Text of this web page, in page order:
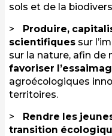
sols et de la
Produire,
scientifiques sur
sur la nature, afin de
favoriser
agroécologiques
territoires.
Rendre les
transition